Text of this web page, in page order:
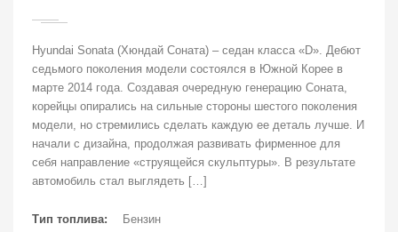
Hyundai Sonata (Хюндай Соната) – седан класса «D». Дебют
седьмого поколения модели состоялся в Южной Корее в
марте 2014 года. Создавая очередную генерацию Соната,
корейцы опирались на сильные стороны шестого поколения
модели, но стремились сделать каждую ее деталь лучше. И
начали с дизайна, продолжая развивать фирменное для
себя направление «струящейся скульптуры». В результате
автомобиль стал выглядеть […]
Тип топлива:
Бензин